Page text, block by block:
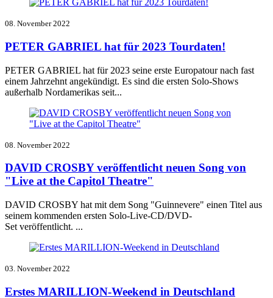
08. November 2022
PETER GABRIEL hat für 2023 Tourdaten!
PETER GABRIEL hat für 2023 seine erste Europatour nach fast
einem Jahrzehnt angekündigt. Es sind die ersten Solo-Shows
außerhalb Nordamerikas seit...
08. November 2022
DAVID CROSBY veröffentlicht neuen Song von
"Live at the Capitol Theatre"
DAVID CROSBY hat mit dem Song "Guinnevere" einen Titel aus
seinem kommenden ersten Solo-Live-CD/DVD-
Set veröffentlicht. ...
03. November 2022
Erstes MARILLION-Weekend in Deutschland